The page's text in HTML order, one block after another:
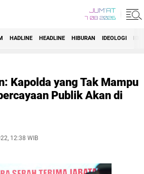
JUM'AT
7 08 2026
HADLINE HEADLINE HIBURAN IDEOLOGI
Kapolda yang Tak Mampu
Publik Akan di
12:38 WIB